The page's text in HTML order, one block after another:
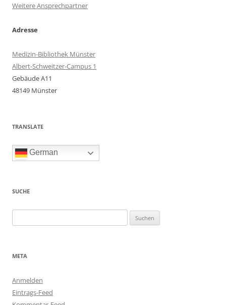
Weitere Ansprechpartner
Adresse
Medizin-Bibliothek Münster
Albert-Schweitzer-Campus 1
Gebäude A11
48149 Münster
TRANSLATE
German
SUCHE
nach:
META
Anmelden
Eintrags-Feed